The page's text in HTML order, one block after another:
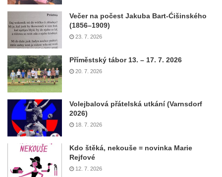
Večer na počest Jakuba Bart-Ćišinského
(1856–1909)
23. 7. 2026
Příměstský tábor 13. – 17. 7. 2026
20. 7. 2026
Volejbalová přátelská utkání (Varnsdorf
2026)
18. 7. 2026
Kdo štěká, nekouše = novinka Marie
Rejfové
12. 7. 2026